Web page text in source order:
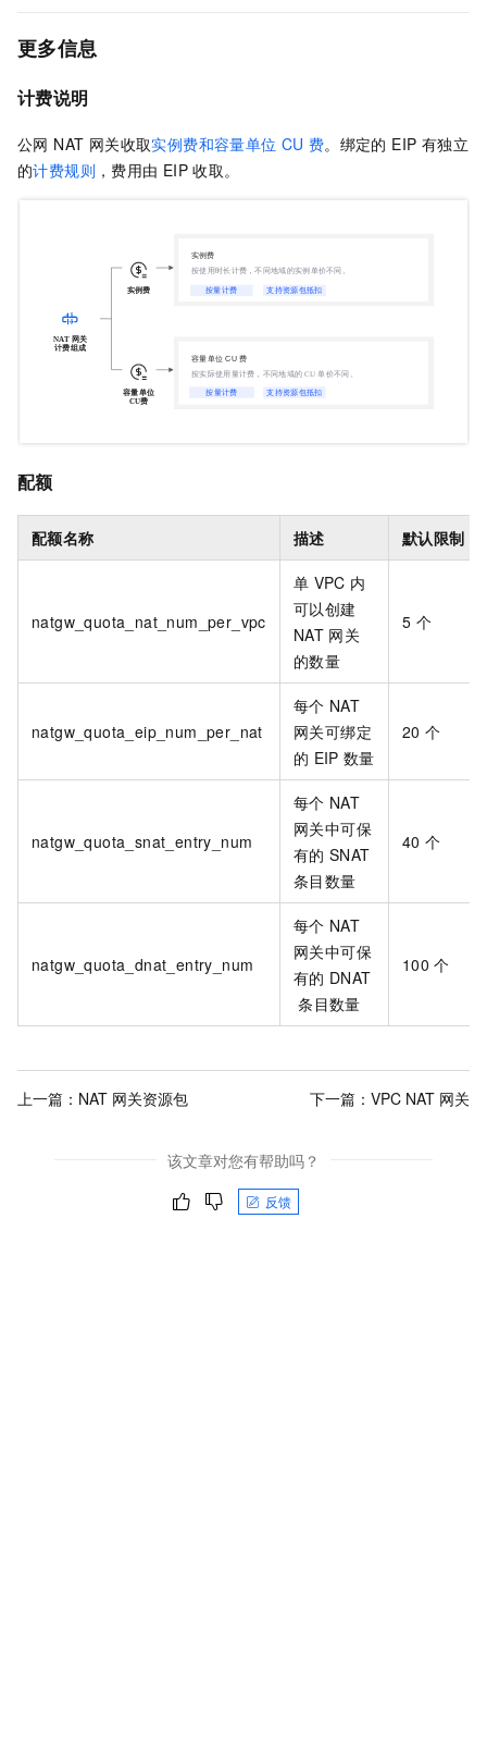
更多信息
计费说明
公网 NAT 网关收取实例费和容量单位 CU 费。绑定的 EIP 有独立
的计费规则 ，费用由 EIP 收取。
配额
配额名称 描述 默认限制
natgw_quota_nat_num_per_vpc
单 VPC 内
可以创建
NAT 网关
的数量
5 个
natgw_quota_eip_num_per_nat
每个 NAT
网关可绑定
的 EIP 数量
20 个
natgw_quota_snat_entry_num
每个 NAT
网关中可保
有的 SNAT
条目数量
40 个
natgw_quota_dnat_entry_num
每个 NAT
网关中可保
有的 DNAT
条目数量
100 个
上一篇： NAT 网关资源包 下一篇： VPC NAT 网关
该文章对您有帮助吗？
反馈